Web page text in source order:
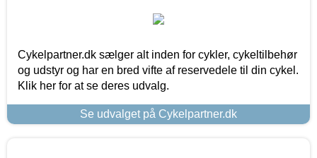
Cykelpartner.dk sælger alt inden for cykler, cykeltilbehør
og udstyr og har en bred vifte af reservedele til din cykel.
Klik her for at se deres udvalg.
Se udvalget på Cykelpartner.dk